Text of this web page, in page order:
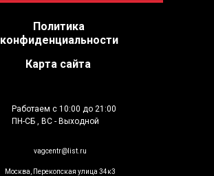
Москва, Перекопская улица 34к3
vagcentr@list.ru
Работаем с 10:00 до 21:00
ПН-СБ , ВС - Выходной
Политика
конфиденциальности
Карта сайта